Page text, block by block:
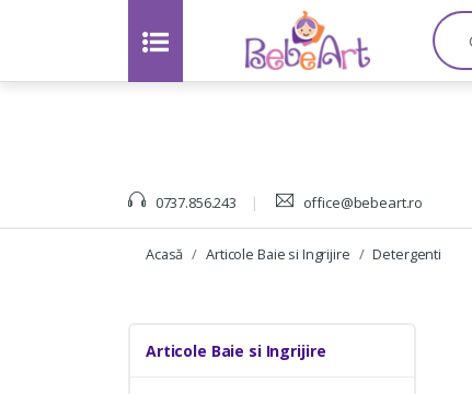
0737.856.243 office@bebeart.ro
C
a
u
t
Acasă Articole Baie si Ingrijire Detergenti
Articole Baie si Ingrijire